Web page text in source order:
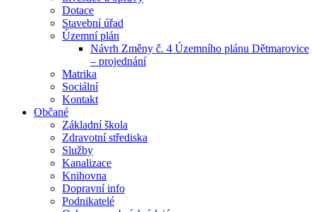
Dotace
Stavební úřad
Územní plán
Návrh Změny č. 4 Územního plánu Dětmarovice
– projednání
Matrika
Sociální
Kontakt
Občané
Základní škola
Zdravotní střediska
Služby
Kanalizace
Knihovna
Dopravní info
Podnikatelé